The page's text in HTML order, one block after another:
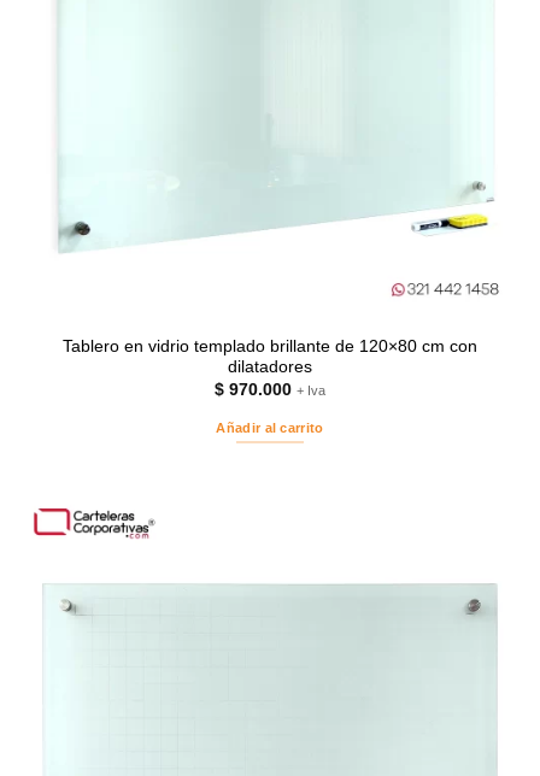
Tablero en vidrio templado brillante de 120×80 cm con
dilatadores
$ 970.000 + Iva
Añadir al carrito